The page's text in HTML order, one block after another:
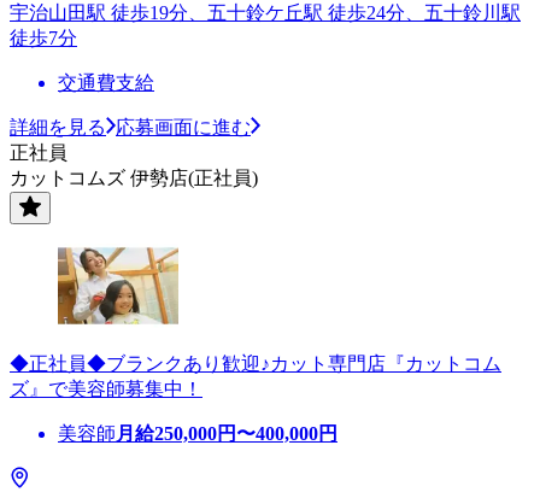
宇治山田駅 徒歩19分、五十鈴ケ丘駅 徒歩24分、五十鈴川駅
徒歩7分
交通費支給
詳細を見る
応募画面に進む
正社員
カットコムズ 伊勢店(正社員)
◆正社員◆ブランクあり歓迎♪カット専門店『カットコム
ズ』で美容師募集中！
美容師 月給250,000円〜400,000円